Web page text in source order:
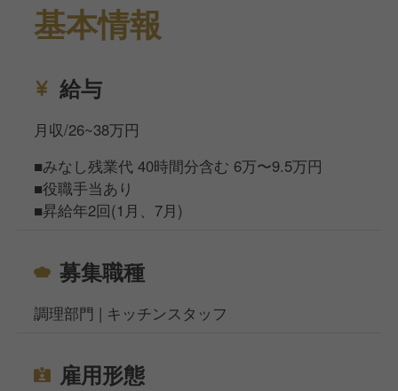
基本情報
給与
月収/26~38万円
■みなし残業代 40時間分含む 6万〜9.5万円
■役職手当あり
■昇給年2回(1月、7月)
募集職種
調理部門 | キッチンスタッフ
雇用形態